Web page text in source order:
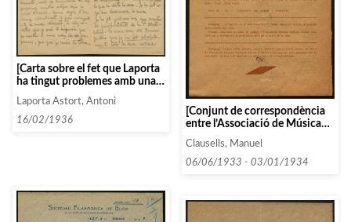
[Carta sobre el fet que Laporta
ha tingut problemes amb una
direcció]
Laporta Astort, Antoni
16/02/1936
[Conjunt de correspondència
entre l’Associació de Música
entitats que comencen amb la
lletra A, entre 1933 i 1934]
Clausells, Manuel
06/06/1933 - 03/01/1934